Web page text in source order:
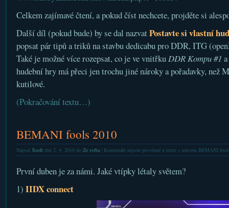
Celkem zajímavé čtení, a pokud číst nechcete, projděte si
Další díl (pokud bude) by se dal nazvatPostavte si vlastní
popsat pár tipů a triků na stavbu dedicabu pro DDR, ITG
Také je možné více rozepsat, co je ve vnitřkuDDR Kompu #1 a
hudební hry má přeci jen trochu jiné nároky a pořadavky, než
kutilové.
(Pokračování textu…)
BEMANI fools 2010
Napsal Xsoftdne 2. 4. 2010 do Ze světa| Komentáře nejsou povolenéu textu s názvem BEMANI
První duben je za námi. Jaké vtípky létaly světem?
1) IIDX connect